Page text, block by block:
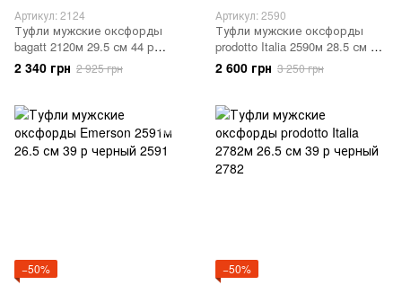
Артикул: 2124
Туфли мужские оксфорды
bagatt 2120м 29.5 см 44 р
бежевый 2124
2 340 грн 2 925 грн
Артикул: 2590
Туфли мужские оксфорды
prodotto Italia 2590м 28.5 см 42
р синий 2590
2 600 грн 3 250 грн
−50% −50%